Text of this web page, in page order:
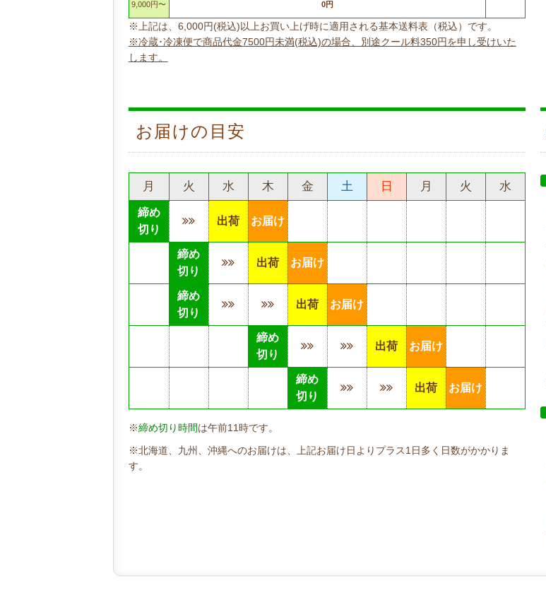
9,000円〜 0円
※上記は、6,000円(税込)以上お買い上げ時に適用される基本送料表（税込）です。
※冷蔵･冷凍便で商品代金7500円未満(税込)の場合、別途クール料350円を申し受けいた
します。
お届けの目安
月 火 水 木 金 土 日 月 火 水
締め
切り
出荷 お届け
締め
切り
出荷 お届け
締め
切り
出荷 お届け
締め
切り
出荷 お届け
締め
切り
出荷 お届け
※締め切り時間は午前11時です。
※北海道、九州、沖縄へのお届けは、上記お届け日よりプラス1日多く日数がかかりま
す。